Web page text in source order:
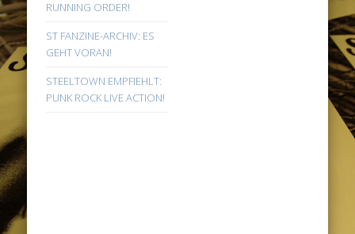
RUNNING ORDER!
ST FANZINE-ARCHIV: ES
GEHT VORAN!
STEELTOWN EMPFIEHLT:
PUNK ROCK LIVE ACTION!